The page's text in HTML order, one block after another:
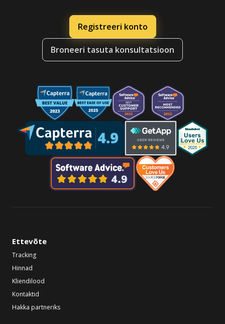
Registreeri konto
Broneeri tasuta konsultatsioon
Ettevõte
Tracking
Hinnad
Kliendilood
Kontaktid
Hakka partneriks